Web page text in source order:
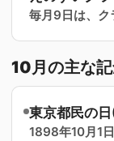
毎月9日は、ク
10月の主な記
東京都民の
1898年10月1